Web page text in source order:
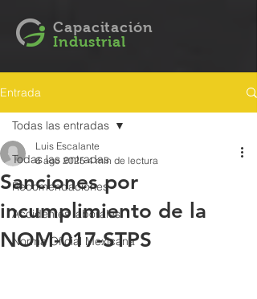
Capacitación
Industrial
Entrada
Todas las entradas
Recomendaciones
Accidentes laborales
Norma Oficial Mexicana
Todas las entradas
Sanciones por
incumplimiento de la
NOM-017-STPS
Luis Escalante
6 ago 2025 4 min de lectura